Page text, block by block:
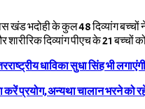
भदोही के कुल 48 दिव्यांग बच्चों ने
दिव्यांग पीएच के 21
धाविका सुधा सिंह भी
प्रयोग, अन्यथा चालान भरने को